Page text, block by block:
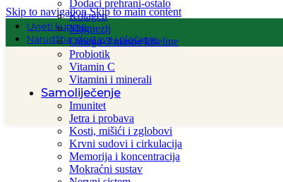
Skip to navigationSkip to main content
Uvjeti kupnje
Narudžba, dostava i plaćanje
Dodaci prehrani-ostalo
Kolagen
Magnezij
Omega-3 masne kiseline
Probiotik
Vitamin C
Vitamini i minerali
Samoliječenje
Imunitet
Jetra i probava
Kosti, mišići i zglobovi
Krvni sudovi i cirkulacija
Memorija i koncentracija
Mokraćni sustav